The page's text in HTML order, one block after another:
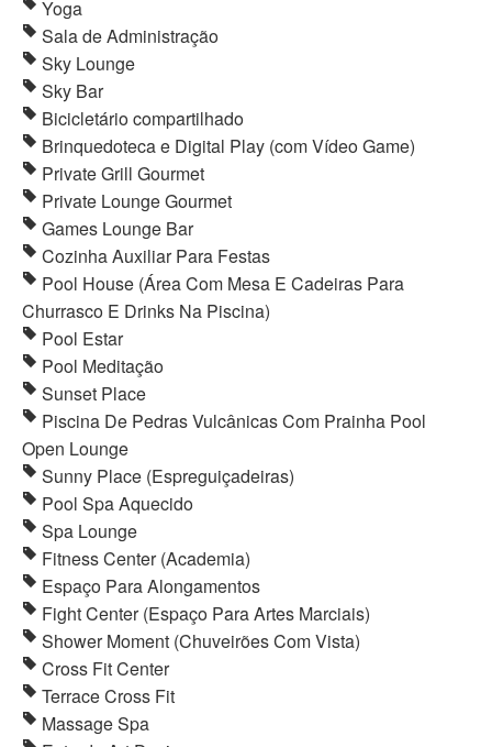
Yoga
Sala de Administração
Sky Lounge
Sky Bar
Bicicletário compartilhado
Brinquedoteca e Digital Play (com Vídeo Game)
Private Grill Gourmet
Private Lounge Gourmet
Games Lounge Bar
Cozinha Auxiliar Para Festas
Pool House (Área Com Mesa E Cadeiras Para
Churrasco E Drinks Na Piscina)
Pool Estar
Pool Meditação
Sunset Place
Piscina De Pedras Vulcânicas Com Prainha Pool
Open Lounge
Sunny Place (Espreguiçadeiras)
Pool Spa Aquecido
Spa Lounge
Fitness Center (Academia)
Espaço Para Alongamentos
Fight Center (Espaço Para Artes Marciais)
Shower Moment (Chuveirões Com Vista)
Cross Fit Center
Terrace Cross Fit
Massage Spa